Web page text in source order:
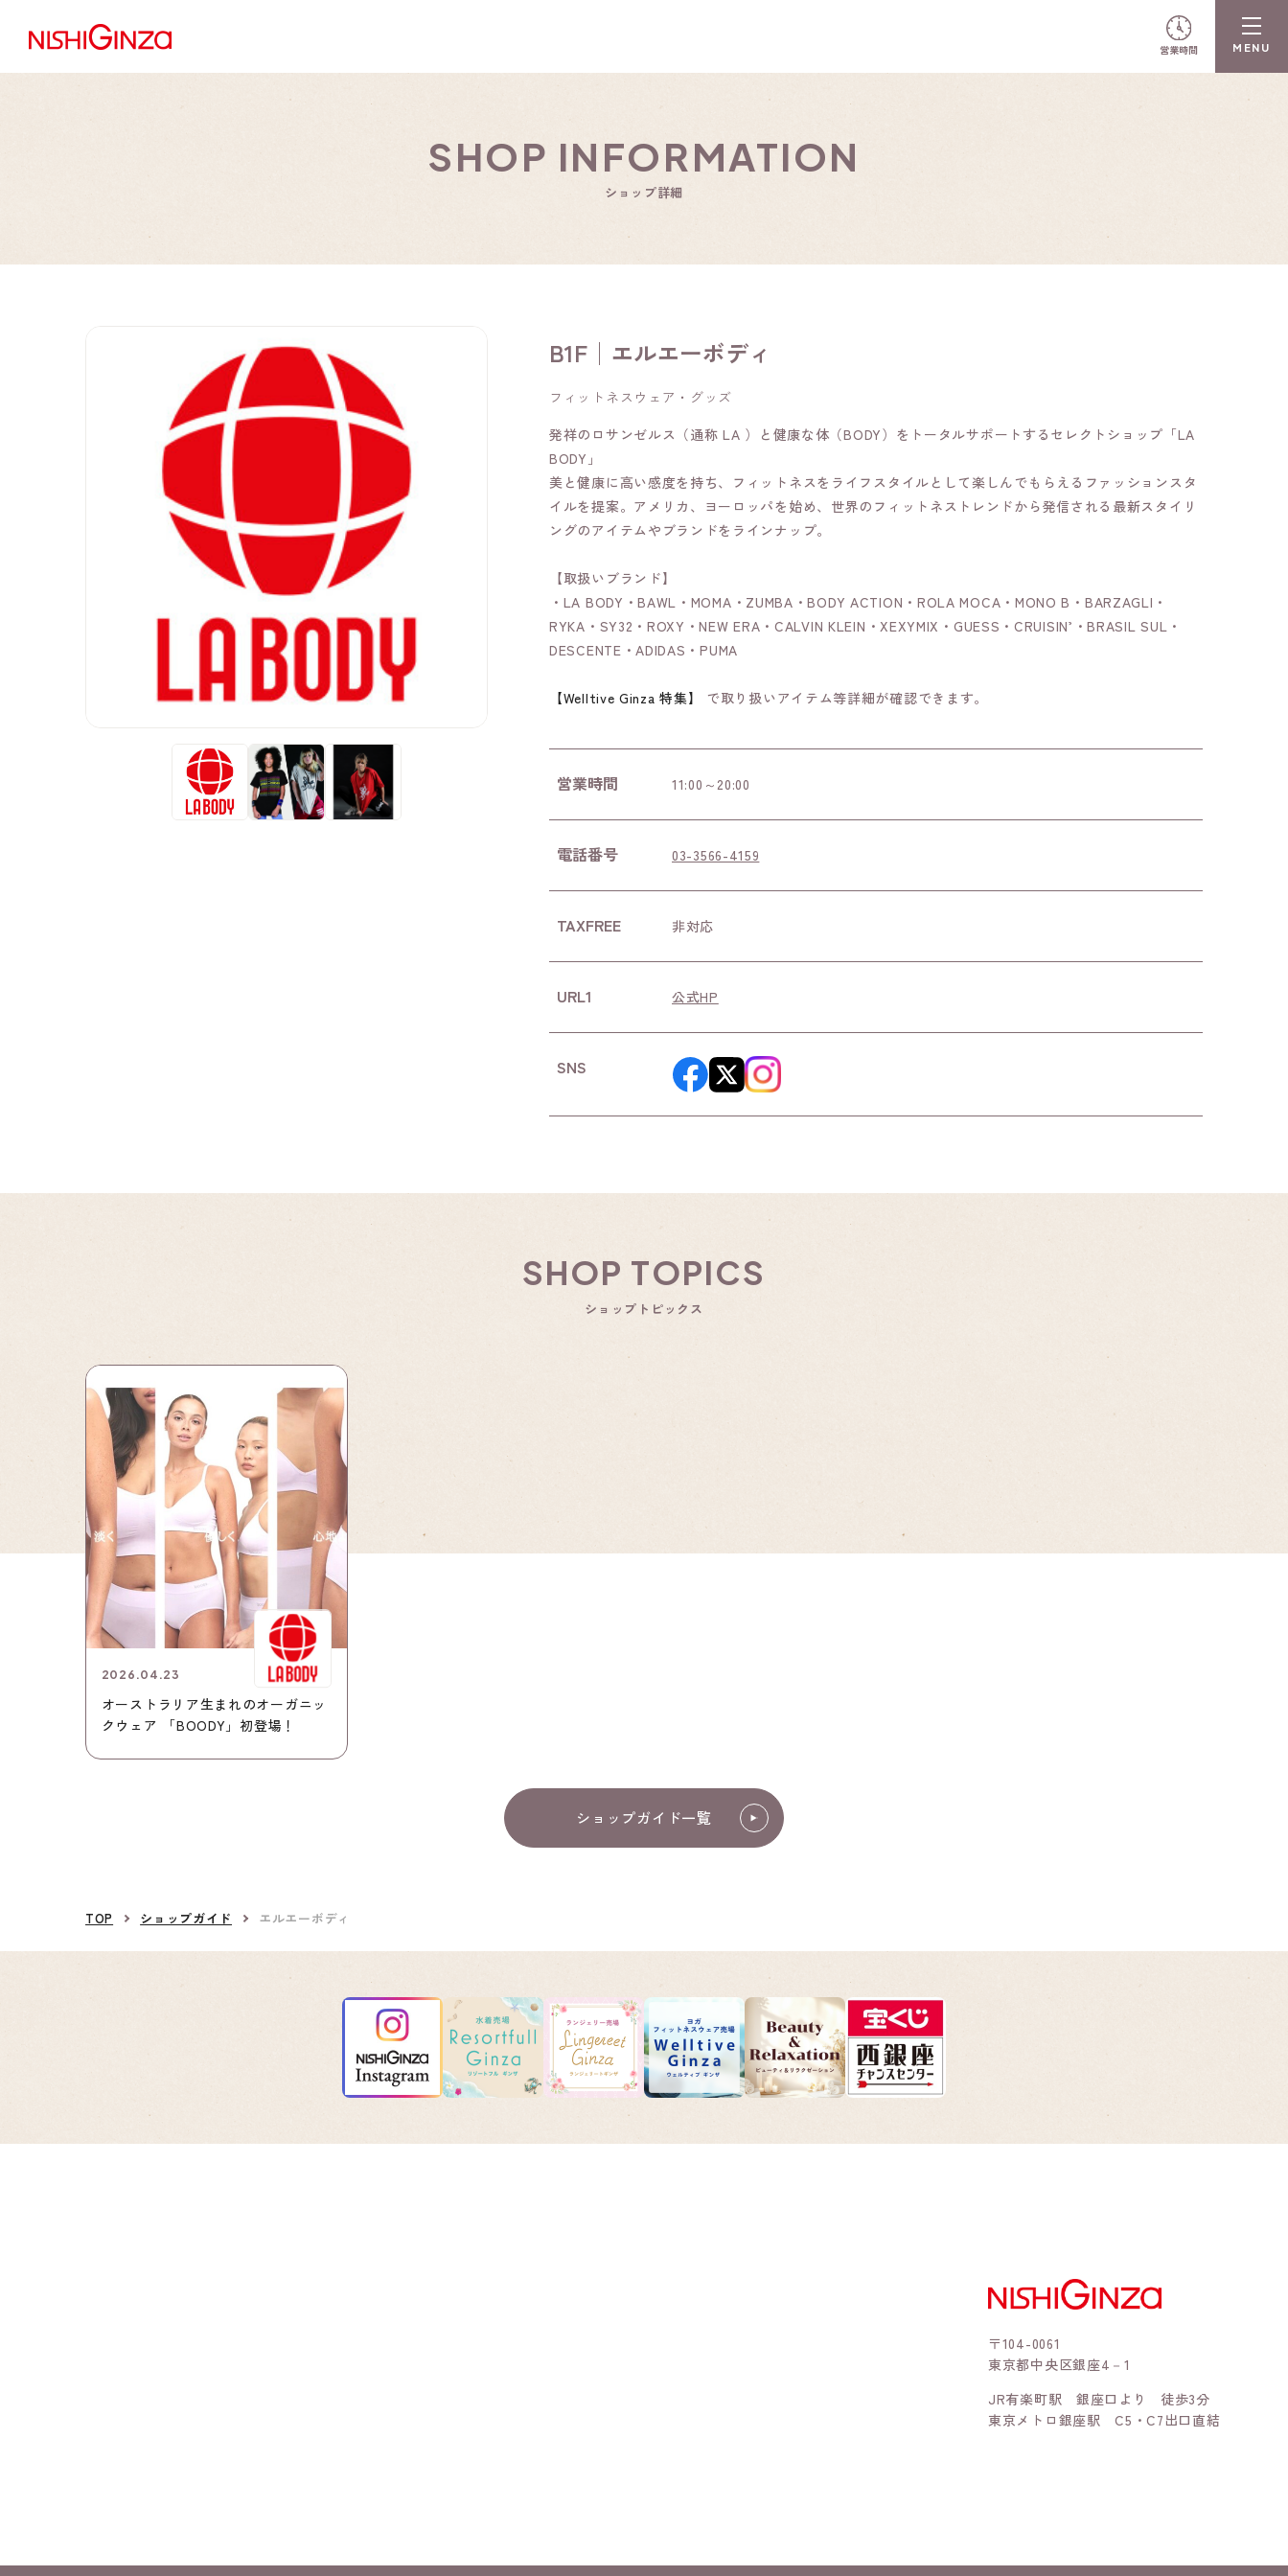
営業時間
SHOP INFORMATION
ショップ詳細
B1F│エルエーボディ
フィットネスウェア・グッズ
発祥のロサンゼルス（通称 LA ）と健康な体（BODY）をトータルサポートするセレクトショップ「LA
BODY」
美と健康に高い感度を持ち、フィットネスをライフスタイルとして楽しんでもらえるファッションスタ
イルを提案。アメリカ、ヨーロッパを始め、世界のフィットネストレンドから発信される最新スタイリ
ングのアイテムやブランドをラインナップ。
【取扱いブランド】
・LA BODY・BAWL・MOMA・ZUMBA・BODY ACTION・ROLA MOCA・MONO B・BARZAGLI・
RYKA・SY32・ROXY・NEW ERA・CALVIN KLEIN・XEXYMIX・GUESS・CRUISIN’・BRASIL SUL・
DESCENTE・ADIDAS・PUMA
【Welltive Ginza 特集】 で取り扱いアイテム等詳細が確認できます。
営業時間 11:00～20:00
電話番号 03-3566-4159
TAXFREE 非対応
URL1 公式HP
SNS
SHOP TOPICS
ショップトピックス
2026.04.23
オーストラリア生まれのオーガニッ
クウェア 「BOODY」初登場！
ショップガイド一覧
TOP ショップガイド エルエーボディ
〒104-0061
東京都中央区銀座4－1
JR有楽町駅 銀座口より 徒歩3分
東京メトロ銀座駅 C5・C7出口直結